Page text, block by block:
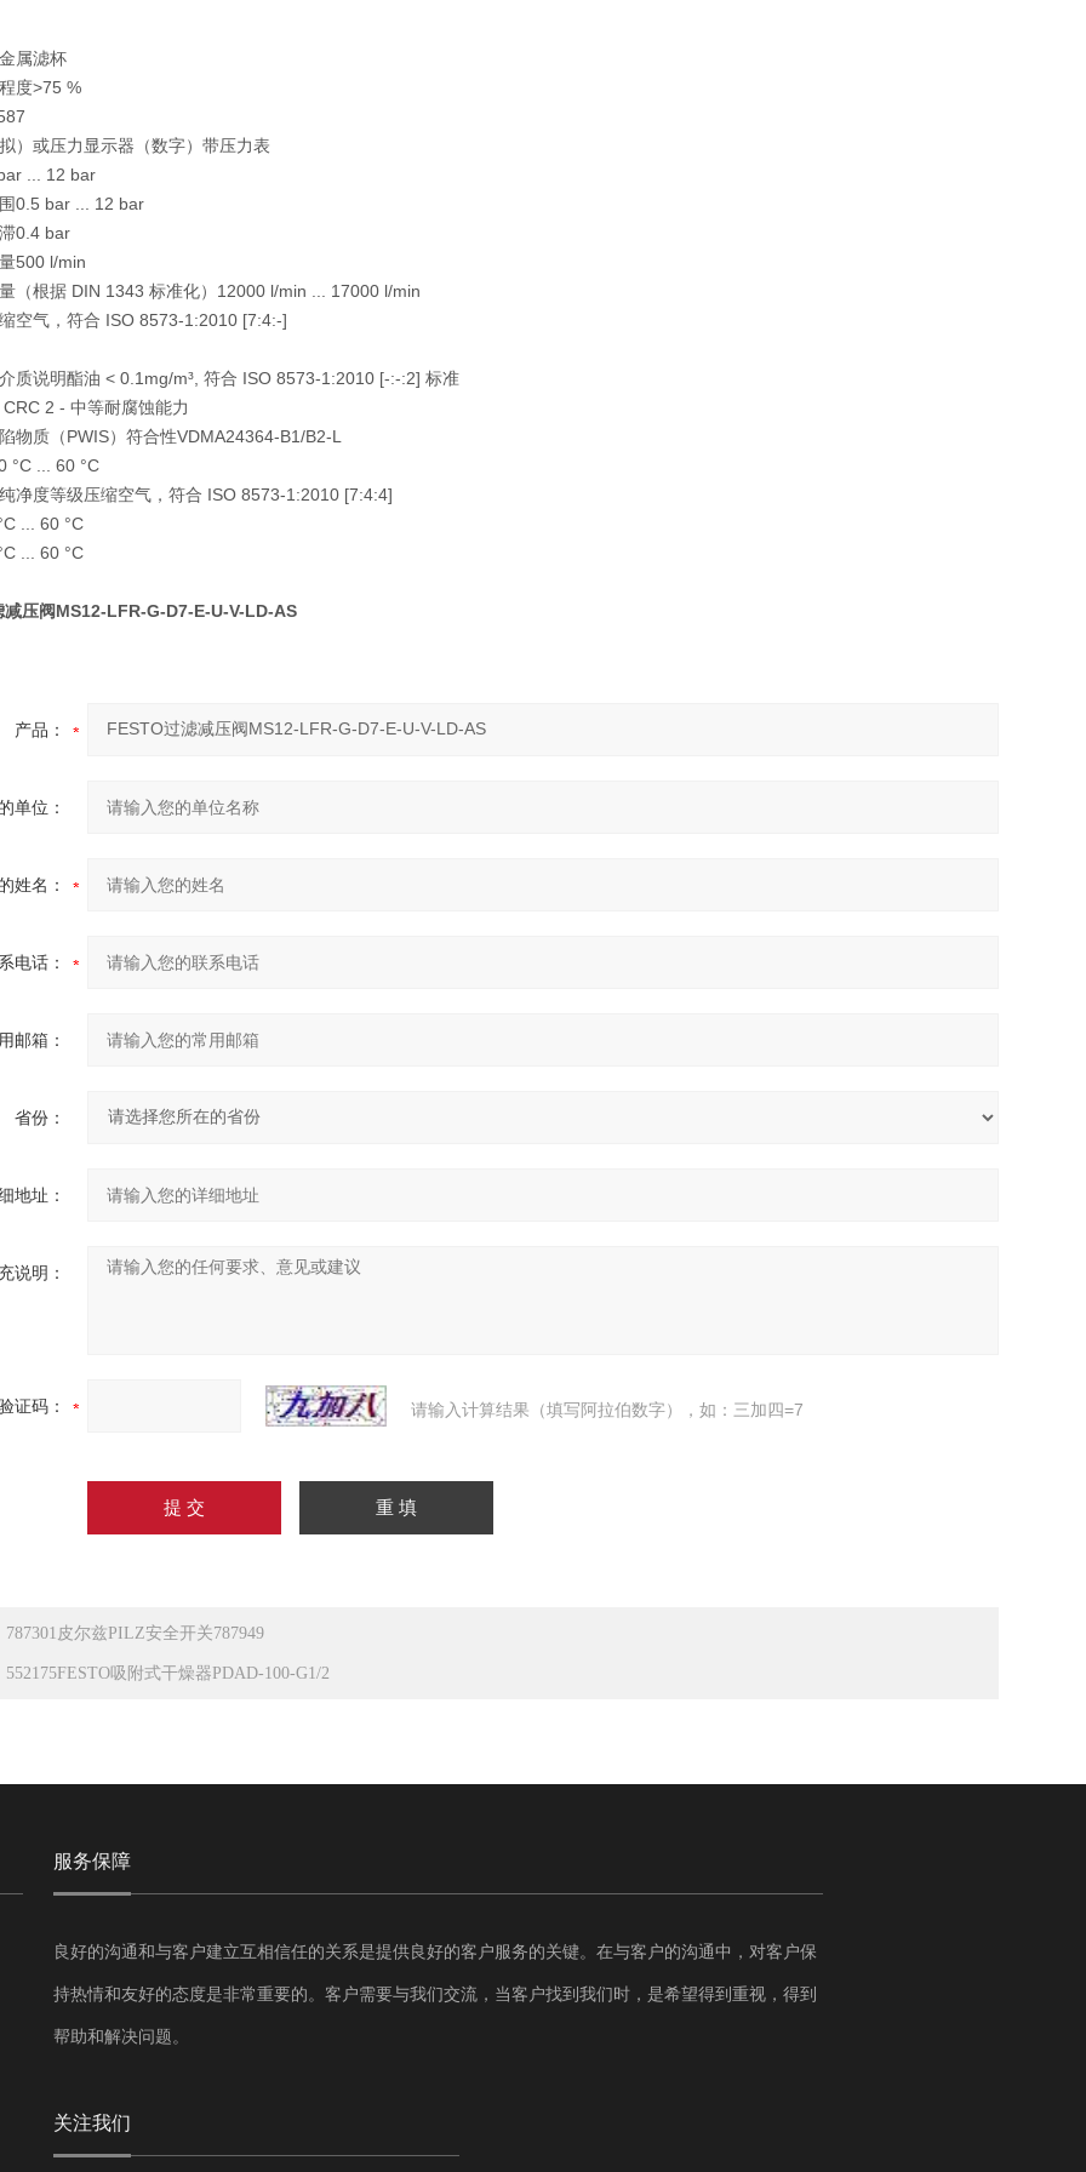
属滤杯
度>75 %
）或压力显示器（数字）带压力表
... 12 bar
0.5 bar ... 12 bar
0.4 bar
500 l/min
（根据 DIN 1343 标准化）12000 l/min ... 17000 l/min
空气，符合 ISO 8573-1:2010 [7:4:-]
质说明酯油 < 0.1mg/m³, 符合 ISO 8573-1:2010 [-:-:2] 标准
2 - 中等耐腐蚀能力
物质（PWIS）符合性VDMA24364-B1/B2-L
°C ... 60 °C
净度等级压缩空气，符合 ISO 8573-1:2010 [7:4:4]
... 60 °C
... 60 °C
减压阀MS12-LFR-G-D7-E-U-V-LD-AS
产品：
单位：
姓名：
电话：
邮箱：
省份：
地址：
说明：
证码： 请输入计算结果（填写阿拉伯数字），如：三加四=7
787301皮尔兹PILZ安全开关787949
552175FESTO吸附式干燥器PDAD-100-G1/2
服务保障
良好的沟通和与客户建立互相信任的关系是提供良好的客户服务的关键。在与客户的沟通中，对客户保
持热情和友好的态度是非常重要的。客户需要与我们交流，当客户找到我们时，是希望得到重视，得到
帮助和解决问题。
关注我们